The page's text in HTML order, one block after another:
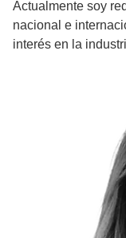
Actualmente soy
nacional e
interés en la